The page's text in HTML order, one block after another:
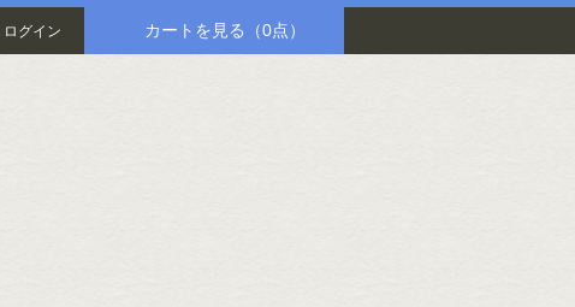
ログイン カートを見る （0点）